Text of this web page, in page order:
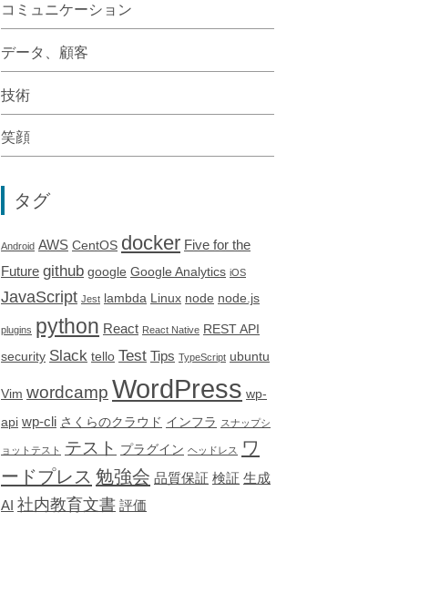
コミュニケーション
データ、顧客
技術
笑顔
タグ
Android AWS CentOS docker Five for the
Future github google Google Analytics iOS
JavaScript Jest lambda Linux node node.js
plugins python React React Native REST API
security Slack tello Test Tips TypeScript ubuntu
Vim wordcamp WordPress wp-
api wp-cli さくらのクラウド インフラ スナップシ
ョットテスト テスト プラグイン ヘッドレス
ワ
ードプレス 勉強会 品質保証 検証 生成
AI 社内教育文書 評価